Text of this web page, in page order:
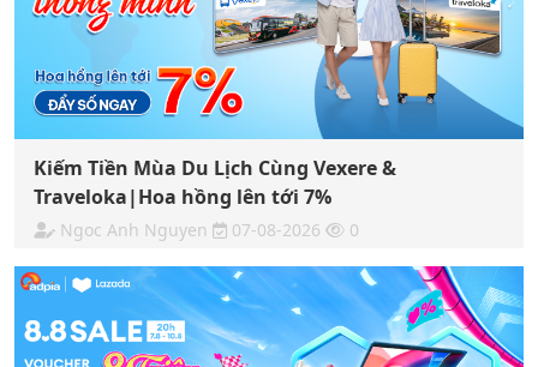
Kiếm Tiền Mùa Du Lịch Cùng Vexere &
Traveloka|Hoa hồng lên tới 7%
Ngoc Anh Nguyen 07-08-2026 0